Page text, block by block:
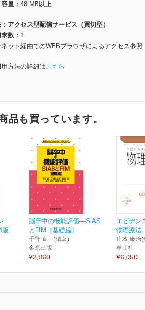
容量
48 MB以上
アクセス型配信サービス（買切型）
末数
1
ット経由でのWEBブラウザによるアクセス参照
方法の詳細はこちら
品も買っています。
版
脳卒中の機能評価―SIAS
とFIM［基礎編］
千野 直一(編著)
金原出版
¥2,860
エビデン
物理療
庄本 康治(
羊土社
¥6,050